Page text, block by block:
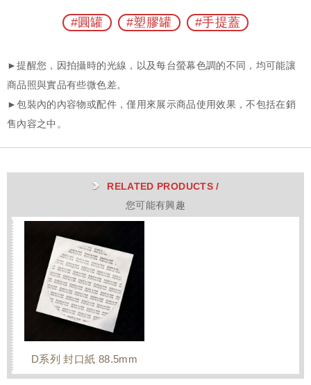
#圓罐 #塑膠罐 #手提蓋
RELATED PRODUCTS /
您可能有興趣
D系列 封口紙 88.5mm